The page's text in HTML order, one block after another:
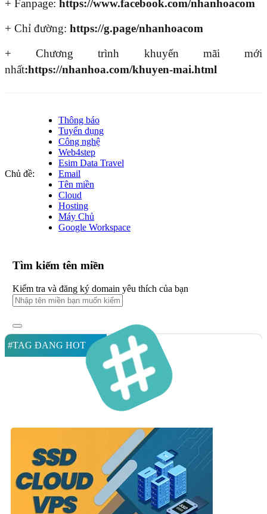
+ Fanpage: https://www.facebook.com/nhanhoacom
+ Chỉ đường: https://g.page/nhanhoacom
+ Chương trình khuyến mãi mới
nhất:https://nhanhoa.com/khuyen-mai.html
Chủ đề:
Thông báo
Tuyển dụng
Công nghệ
Web4step
Esim Data Travel
Email
Tên miền
Cloud
Hosting
Máy Chủ
Google Workspace
Tìm kiếm tên miền
Kiểm tra và đăng ký domain yêu thích của bạn
#TAG ĐANG HOT